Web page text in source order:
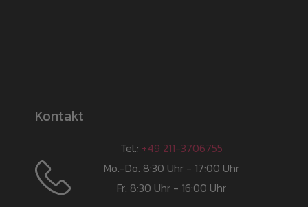
Kontakt
Tel.: +49 211-3706755
Mo.-Do. 8:30 Uhr - 17:00 Uhr
Fr. 8:30 Uhr - 16:00 Uhr